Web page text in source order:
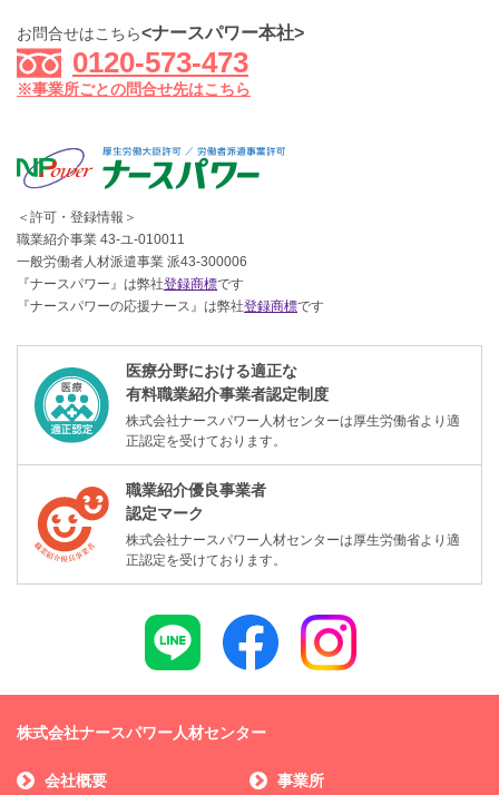
お問合せはこちら<ナースパワー本社>
0120-573-473
※事業所ごとの問合せ先はこちら
＜許可・登録情報＞
職業紹介事業 43-ユ-010011
一般労働者人材派遣事業 派43-300006
『ナースパワー』は弊社登録商標です
『ナースパワーの応援ナース』は弊社登録商標です
医療分野における適正な
有料職業紹介事業者認定制度
株式会社ナースパワー人材センターは厚生労働省より適
正認定を受けております。
職業紹介優良事業者
認定マーク
株式会社ナースパワー人材センターは厚生労働省より適
正認定を受けております。
株式会社ナースパワー人材センター
会社概要 事業所